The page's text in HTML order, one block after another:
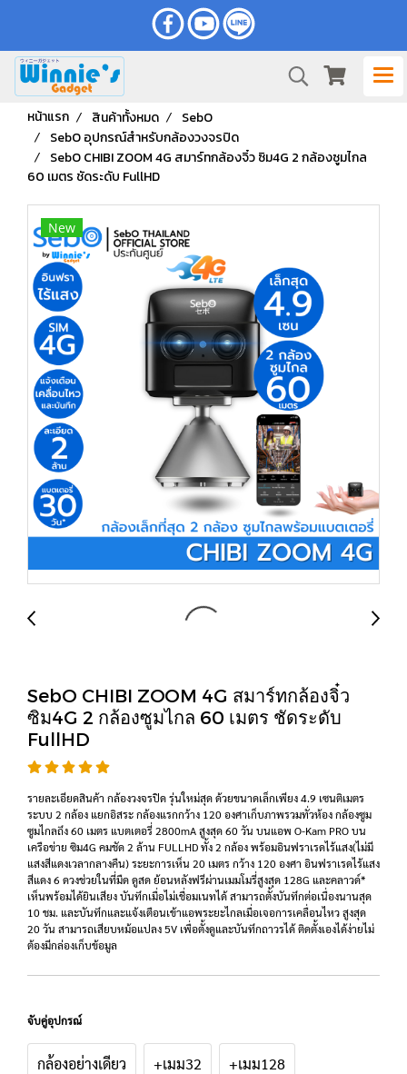
หน้าแรก สินค้าทั้งหมด
SebO
SebO อุปกรณ์สำหรับกล้องวงจรปิด
SebO CHIBI ZOOM 4G สมาร์ทกล้องจิ๋ว ซิม4G 2 กล้องซูมไกล
60 เมตร ชัดระดับ FullHD
New
SebO CHIBI ZOOM 4G สมาร์ทกล้องจิ๋ว
ซิม4G 2 กล้องซูมไกล 60 เมตร ชัดระดับ
FullHD
รายละเอียดสินค้า กล้องวงจรปิด รุ่นใหม่สุด ด้วยขนาดเล็กเพียง 4.9 เซนติเมตร
ระบบ 2 กล้อง แยกอิสระ กล้องแรกกว้าง 120 องศาเก็บภาพรวมทั่วห้อง กล้องซูม
ซูมไกลถึง 60 เมตร แบตเตอรี่ 2800mA สูงสุด 60 วัน บนแอพ O-Kam PRO บน
เครือข่าย ซิม4G คมชัด 2 ล้าน FULLHD ทั้ง 2 กล้อง พร้อมอินฟราเรดไร้แสง(ไม่มี
แสงสีแดงเวลากลางคืน) ระยะการเห็น 20 เมตร กว้าง 120 องศา อินฟราเรดไร้แสง
สีแดง 6 ดวงช่วยในที่มืด ดูสด ย้อนหลังฟรีผ่านเมมโมรี่สูงสุด 128G และคลาวด์*
เห็นพร้อมได้ยินเสียง บันทึกเมื่อไม่เชื่อมเนทได้ สามารถตั้งบันทึกต่อเนื่องนานสุด
10 ชม. และบันทึกและแจ้งเตือนเข้าแอพระยะไกลเมื่อเจอการเคลื่อนไหว สูงสุด
20 วัน สามารถเสียบหม้อแปลง 5V เพื่อตั้งดูและบันทึกถาวรได้ ติดตั้งเองได้ง่ายไม่
ต้องมีกล่องเก็บข้อมูล
จับคู่อุปกรณ์
กล้องอย่างเดียว +เมม32 +เมม128